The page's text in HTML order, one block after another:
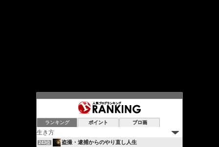
ランキング ポイント ブロ画
243位 盗撮・逮捕からのやり直し人生